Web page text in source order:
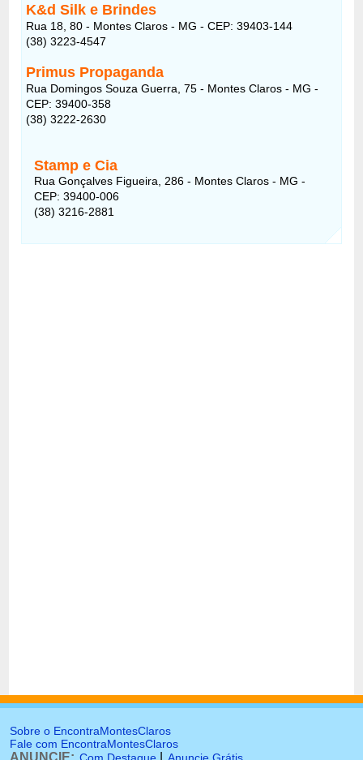
K&d Silk e Brindes
Rua 18, 80 - Montes Claros - MG - CEP: 39403-144
(38) 3223-4547
Primus Propaganda
Rua Domingos Souza Guerra, 75 - Montes Claros - MG -
CEP: 39400-358
(38) 3222-2630
Stamp e Cia
Rua Gonçalves Figueira, 286 - Montes Claros - MG -
CEP: 39400-006
(38) 3216-2881
Sobre o EncontraMontesClaros
Fale com EncontraMontesClaros
ANUNCIE: